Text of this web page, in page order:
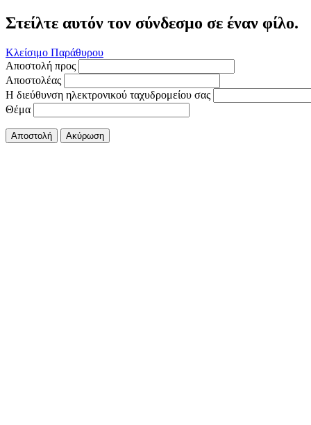
Στείλτε αυτόν τον σύνδεσμο σε έναν φίλο.
Κλείσιμο Παράθυρου
Αποστολή προς
Αποστολέας
Η διεύθυνση ηλεκτρονικού ταχυδρομείου σας
Θέμα
Αποστολή Ακύρωση